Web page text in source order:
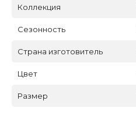
Коллекция
Сезонность
Страна изготовитель
Цвет
Размер